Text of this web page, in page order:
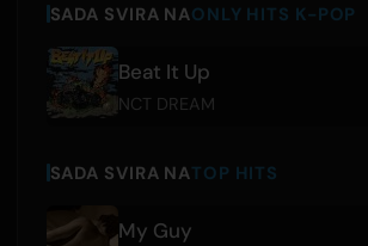
SADA SVIRA NAONLY HITS K-POP
Beat It Up
NCT DREAM
SADA SVIRA NATOP HITS
My Guy